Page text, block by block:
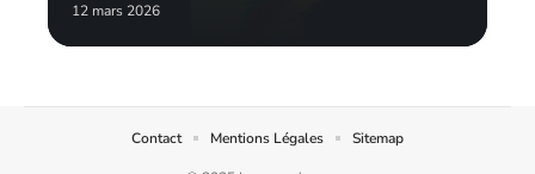
12 mars 2026
Contact Mentions Légales Sitemap